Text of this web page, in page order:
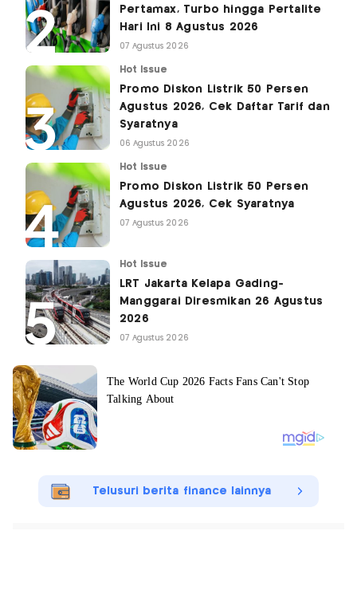
Pertamax, Turbo hingga Pertalite
Hari Ini 8 Agustus 2026
07 Agustus 2026
Hot Issue
Promo Diskon Listrik 50 Persen
Agustus 2026, Cek Daftar Tarif dan
Syaratnya
06 Agustus 2026
Hot Issue
Promo Diskon Listrik 50 Persen
Agustus 2026, Cek Syaratnya
07 Agustus 2026
Hot Issue
LRT Jakarta Kelapa Gading-
Manggarai Diresmikan 26 Agustus
2026
07 Agustus 2026
Telusuri berita finance lainnya